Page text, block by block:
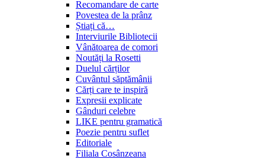
Recomandare de carte
Povestea de la prânz
Știați că…
Interviurile Bibliotecii
Vânătoarea de comori
Noutăți la Rosetti
Duelul cărților
Cuvântul săptămânii
Cărți care te inspiră
Expresii explicate
Gânduri celebre
LIKE pentru gramatică
Poezie pentru suflet
Editoriale
Filiala Cosânzeana